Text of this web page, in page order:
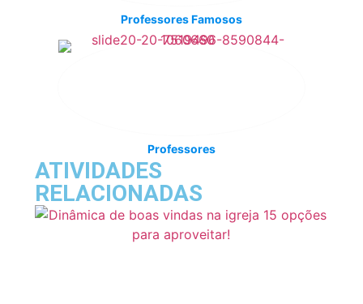
Professores Famosos
Professores
ATIVIDADES
RELACIONADAS